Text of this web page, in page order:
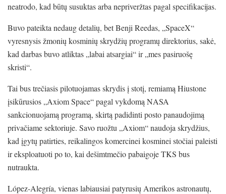
neatrodo, kad būtų susuktas arba nepriveržtas pagal specifikacijas.
Buvo pateikta nedaug detalių, bet Benji Reedas, „SpaceX“
vyresnysis žmonių kosminių skrydžių programų direktorius, sakė,
kad darbas buvo atliktas „labai atsargiai“ ir „mes pasiruošę
skristi“.
Tai bus trečiasis pilotuojamas skrydis į stotį, remiamą Hiustone
įsikūrusios „Axiom Space“ pagal vykdomą NASA
sankcionuojamą programą, skirtą padidinti posto panaudojimą
privačiame sektoriuje. Savo ruožtu „Axiom“ naudoja skrydžius,
kad įgytų patirties, reikalingos komercinei kosminei stočiai paleisti
ir eksploatuoti po to, kai dešimtmečio pabaigoje TKS bus
nutraukta.
López-Alegría, vienas labiausiai patyrusių Amerikos astronautų,